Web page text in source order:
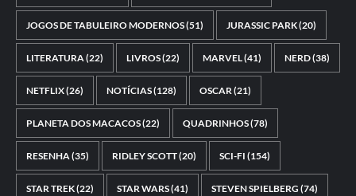
JOGOS DE TABULEIRO MODERNOS(51) JURASSIC PARK(20)
LITERATURA(22) LIVROS(22) MARVEL(41) NERD(38)
NETFLIX(26) NOTÍCIAS(128) OSCAR(21)
PLANETA DOS MACACOS(22) QUADRINHOS(78)
RESENHA(35) RIDLEY SCOTT(20) SCI-FI (154)
STAR TREK(22) STAR WARS(41) STEVEN SPIELBERG (74)